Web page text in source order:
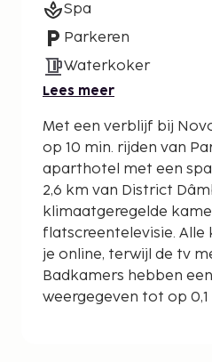
Spa
Parkeren
Waterkoker
Lees meer
Met een verblijf bij
op 10 min. rijden van
aparthotel met een
2,6 km van District
klimaatgeregelde
flatscreentelevisie.
je online, terwijl de tv
Badkamers hebben
weergegeven tot op